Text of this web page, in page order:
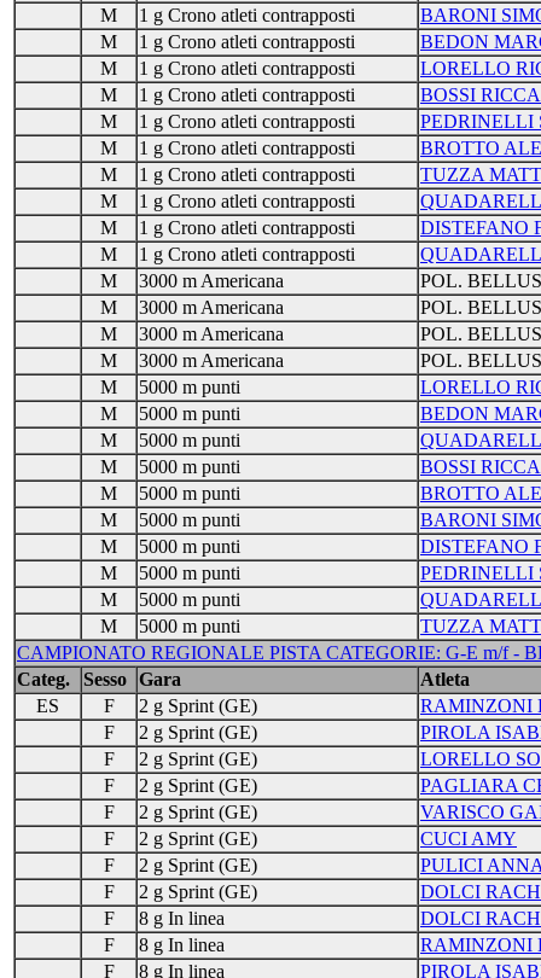
M
1 g Crono atleti contrapposti
BARONI
M
1 g Crono atleti contrapposti
BEDON
M
1 g Crono atleti contrapposti
LORELLO
M
1 g Crono atleti contrapposti
BOSSI
M
1 g Crono atleti contrapposti
PEDRINELLI
M
1 g Crono atleti contrapposti
BROTTO
M
1 g Crono atleti contrapposti
TUZZA
M
1 g Crono atleti contrapposti
M
1 g Crono atleti contrapposti
DISTEFANO
M
1 g Crono atleti contrapposti
M
3000 m Americana
POL.
M
3000 m Americana
POL.
M
3000 m Americana
POL.
M
3000 m Americana
POL.
M
5000 m punti
LORELLO
M
5000 m punti
BEDON
M
5000 m punti
M
5000 m punti
BOSSI
M
5000 m punti
BROTTO
M
5000 m punti
BARONI
M
5000 m punti
DISTEFANO
M
5000 m punti
PEDRINELLI
M
5000 m punti
M
5000 m punti
TUZZA
CAMPIONATO REGIONALE PISTA CATEGORIE: G-E m/f -
Categ.
Sesso Gara
Atleta
ES
F 2 g Sprint (GE)
RAMINZONI
F
2 g Sprint (GE)
PIROLA
F
2 g Sprint (GE)
LORELLO
F
2 g Sprint (GE)
PAGLIARA
F
2 g Sprint (GE)
VARISCO
F
2 g Sprint (GE)
CUCI AMY
F
2 g Sprint (GE)
PULICI
F
2 g Sprint (GE)
DOLCI
F
8 g In linea
DOLCI
F
8 g In linea
RAMINZONI
F
8 g In linea PIROLA